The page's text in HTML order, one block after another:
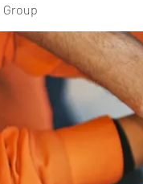
Group